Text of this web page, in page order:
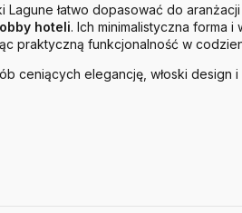
Lagune łatwo dopasować do
hoteli. Ich minimalistyczna forma
praktyczną funkcjonalność w
ceniących elegancję, włoski design